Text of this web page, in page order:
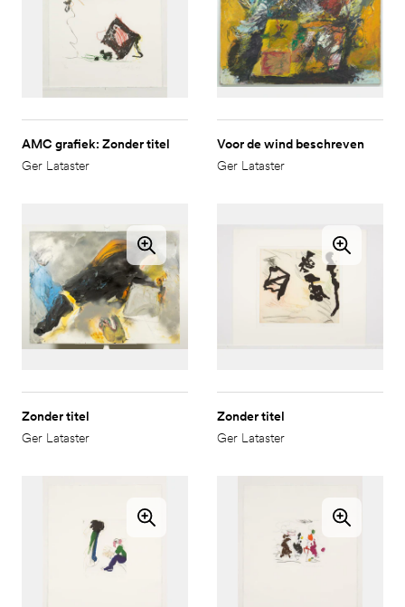
AMC grafiek: Zonder titel
Ger Lataster
Voor de wind beschreven
Ger Lataster
Zonder titel
Ger Lataster
Zonder titel
Ger Lataster